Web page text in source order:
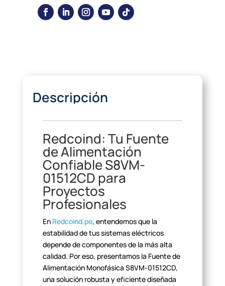
Descripción
Redcoind: Tu Fuente
deAlimentación
Confiable S8VM-
01512CD para
Proyectos
Profesionales
En Redcoind.pe, entendemos que la
estabilidadde tus sistemas eléctricos
depende de componentes de la más alta
calidad. Poreso, presentamos la Fuente de
Alimentación Monofásica S8VM-01512CD,
una solución robusta y eficiente diseñada